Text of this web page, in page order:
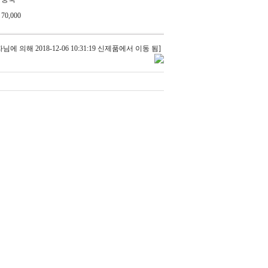
70,000
에 의해 2018-12-06 10:31:19 신제품에서 이동 됨]